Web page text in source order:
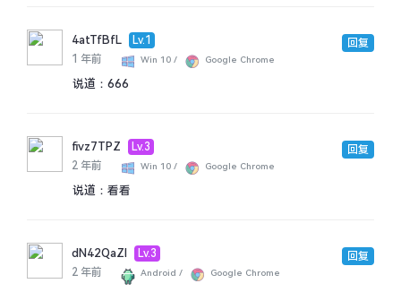
4atTfBfL
Lv.1
1 年前
Win 10 / Google Chrome
说道： 666
回复
fivz7TPZ
Lv.3
2 年前
Win 10 / Google Chrome
说道： 看看
回复
dN42QaZl
Lv.3
2 年前
Android / Google Chrome
回复